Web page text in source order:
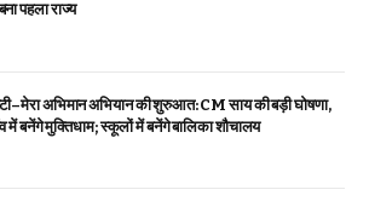
पहला राज्य
अभिमान अभियान की शुरुआत: CM साय की बड़ी घोषणा,
में बनेंगे मुक्तिधाम; स्कूलों में बनेंगे बालिका शौचालय